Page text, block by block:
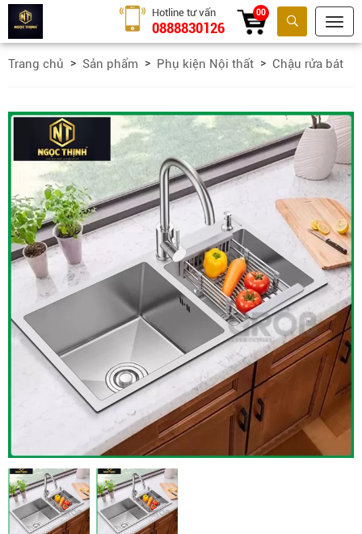
Tìm kiếm
Hotline tư vấn
0888830126
00
Trang chủ Sản phẩm Phụ kiện Nội thất Chậu rửa bát